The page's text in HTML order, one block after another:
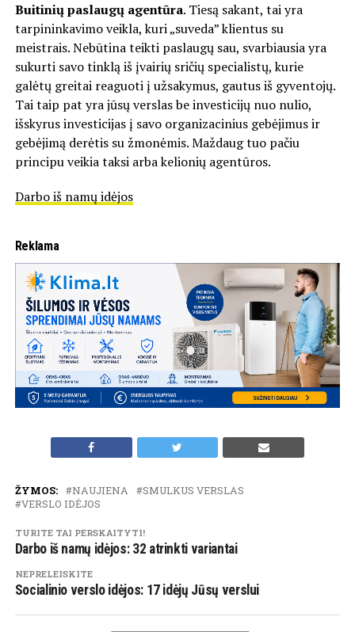
Buitinių paslaugų agentūra. Tiesą sakant, tai yra
tarpininkavimo veikla, kuri „suveda” klientus su
meistrais. Nebūtina teikti paslaugų sau, svarbiausia yra
sukurti savo tinklą iš įvairių sričių specialistų, kurie
galėtų greitai reaguoti į užsakymus, gautus iš gyventojų.
Tai taip pat yra jūsų verslas be investicijų nuo nulio,
išskyrus investicijas į savo organizacinius gebėjimus ir
gebėjimą derėtis su žmonėmis. Maždaug tuo pačiu
principu veikia taksi arba kelionių agentūros.
Darbo iš namų idėjos
Reklama
ŽYMOS: NAUJIENA
SMULKUS VERSLAS
VERSLO IDĖJOS
TURITE TAI PERSKAITYTI!
Darbo iš namų idėjos: 32 atrinkti variantai
NEPRELEISKITE
Socialinio verslo idėjos: 17 idėjų Jūsų verslui